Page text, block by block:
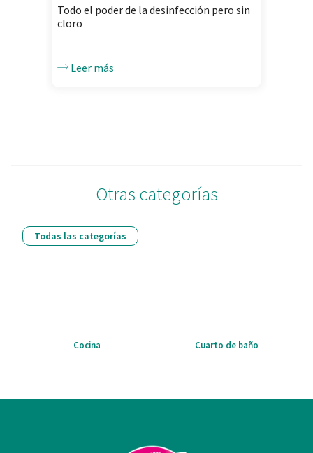
Todo el poder de la desinfección pero sin
cloro
Leer más
Otras categorías
Todas las categorías
Cocina Cuarto de baño